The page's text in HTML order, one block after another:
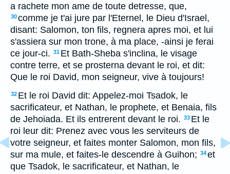
a rachete mon ame de toute detresse, que,
30comme je t'ai jure par l'Eternel, le Dieu d'Israel,
disant: Salomon, ton fils, regnera apres moi, et lui
s'assiera sur mon trone, à ma place, -ainsi je ferai
ce jour-ci. 31 Et Bath-Sheba s'inclina, le visage
contre terre, et se prosterna devant le roi, et dit:
Que le roi David, mon seigneur, vive à toujours!
32 Et le roi David dit: Appelez-moi Tsadok, le
sacrificateur, et Nathan, le prophete, et Benaia, fils
de Jehoiada. Et ils entrerent devant le roi. 33 Et le
roi leur dit: Prenez avec vous les serviteurs de
votre seigneur, et faites monter Salomon, mon fils,
sur ma mule, et faites-le descendre à Guihon; 34et
que Tsadok, le sacrificateur, et Nathan, le